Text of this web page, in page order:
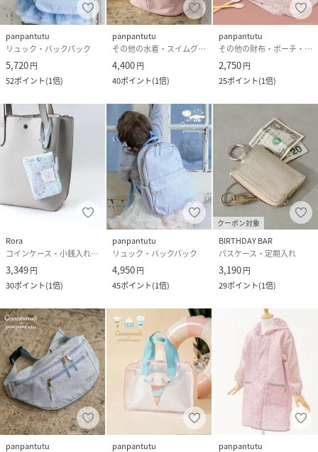
panpantutu
リュック・バックパック
5,720円
52ポイント(1倍)
panpantutu
その他の水着・スイムグッズ
4,400円
40ポイント(1倍)
panpantutu
その他の財布・ポーチ・ケース
2,750円
25ポイント(1倍)
Rora
コインケース・小銭入れ・札入れ
3,349円
30ポイント(1倍)
panpantutu
リュック・バックパック
4,950円
45ポイント(1倍)
クーポン対象
BIRTHDAY BAR
パスケース・定期入れ
3,190円
29ポイント(1倍)
panpantutu panpantutu panpantutu